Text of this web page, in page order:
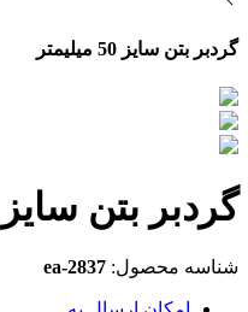
گردبر بتن سایز 50 میلیمتر
گردبر بتن سایز 50 میلیمتر
شناسه محصول: ea-2837